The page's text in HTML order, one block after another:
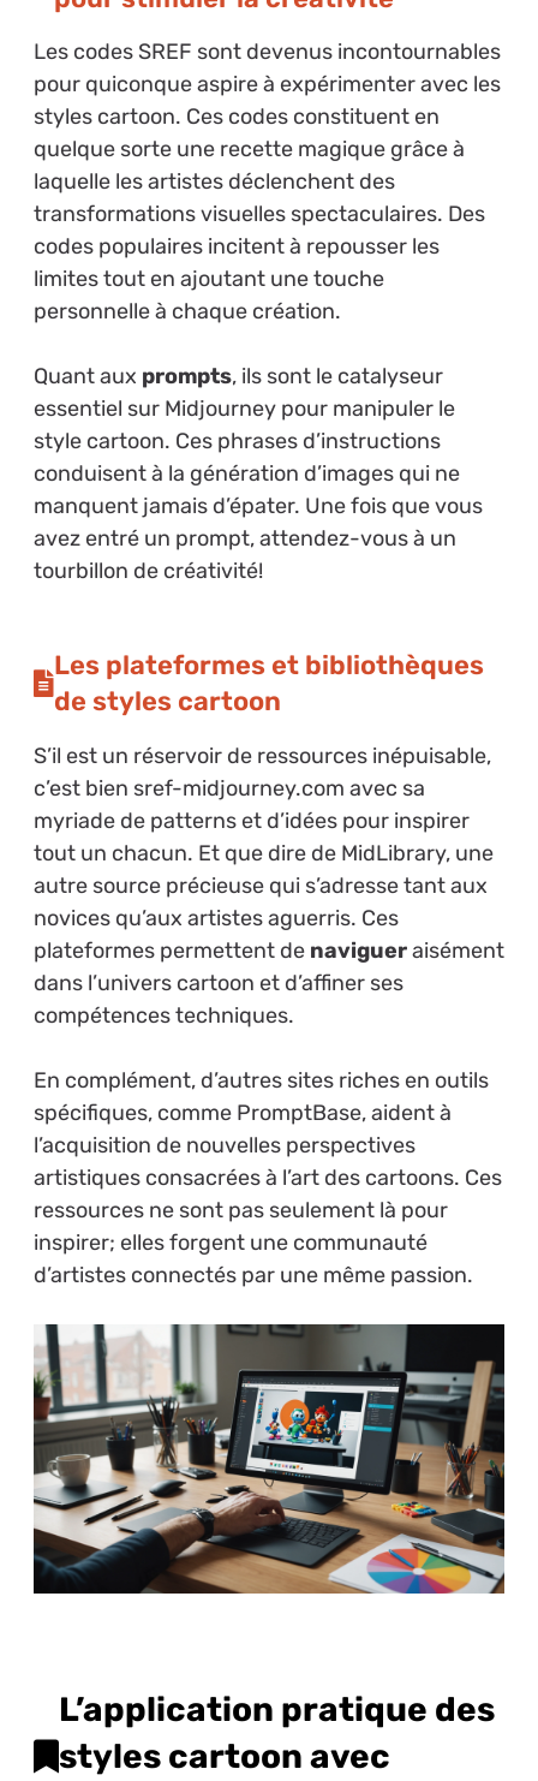
Les codes SREF sont devenus incontournables
pour quiconque aspire à expérimenter avec les
styles cartoon. Ces codes constituent en
quelque sorte une recette magique grâce à
laquelle les artistes déclenchent des
transformations visuelles spectaculaires. Des
codes populaires incitent à repousser les
limites tout en ajoutant une touche
personnelle à chaque création.
Quant aux prompts, ils sont le catalyseur
essentiel sur Midjourney pour manipuler le
style cartoon. Ces phrases d’instructions
conduisent à la génération d’images qui ne
manquent jamais d’épater. Une fois que vous
avez entré un prompt, attendez-vous à un
tourbillon de créativité!
Les plateformes et bibliothèques
de styles cartoon
S’il est un réservoir de ressources inépuisable,
c’est bien sref-midjourney.com avec sa
myriade de patterns et d’idées pour inspirer
tout un chacun. Et que dire de MidLibrary, une
autre source précieuse qui s’adresse tant aux
novices qu’aux artistes aguerris. Ces
plateformes permettent de navigueraisément
dans l’univers cartoon et d’affiner ses
compétences techniques.
En complément, d’autres sites riches en outils
spécifiques, comme PromptBase, aident à
l’acquisition de nouvelles perspectives
artistiques consacrées à l’art des cartoons. Ces
ressources ne sont pas seulement là pour
inspirer; elles forgent une communauté
d’artistes connectés par une même passion.
L’application pratique des
styles cartoon avec